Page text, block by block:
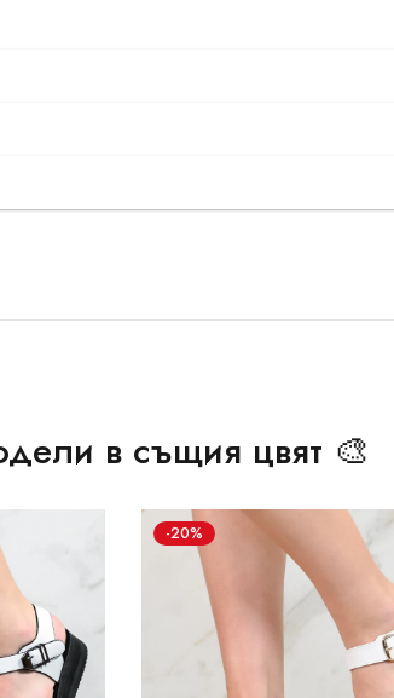
в същия цвят 🎨
-20%